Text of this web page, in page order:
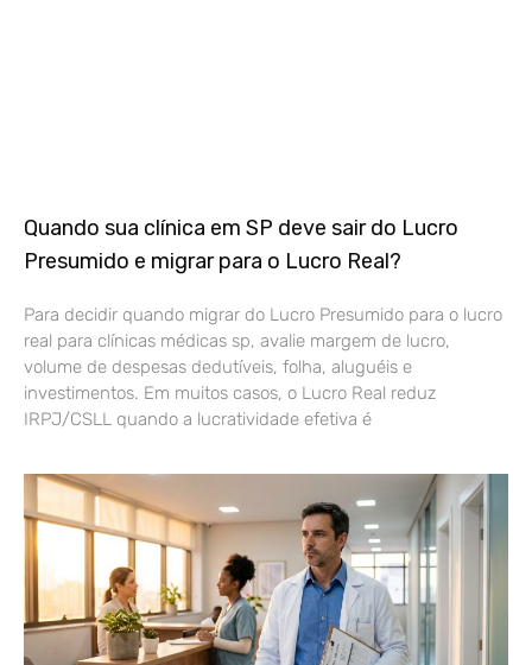
Quando sua clínica em SP deve sair do Lucro
Presumido e migrar para o Lucro Real?
Para decidir quando migrar do Lucro Presumido para o lucro
real para clínicas médicas sp, avalie margem de lucro,
volume de despesas dedutíveis, folha, aluguéis e
investimentos. Em muitos casos, o Lucro Real reduz
IRPJ/CSLL quando a lucratividade efetiva é